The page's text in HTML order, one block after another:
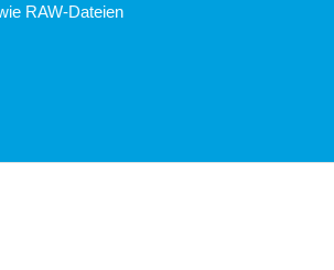
RAW-Dateien